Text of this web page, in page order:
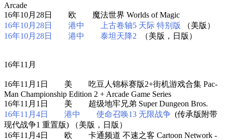
Arcade
16年10月28日 欧 魔法世界 Worlds of Magic
16年10月28日 港中 上古卷轴5 天际 特别版
（美版）
16年10月28日 港中 泰坦天降2 （美版，日版）
16年11月
16年11月1日 美 吃豆人锦标赛版2+街机游戏合集 Pac-
Man Championship Edition 2 + Arcade Game Series
16年11月1日 美 超级地牢兄弟 Super Dungeon Bros.
16年11月4日 港中 使命召唤13 无限战争 (传承版附带
现代战争1 重置版) （美版，日版）
16年11月4日 欧 卡通频道 不速之客 Cartoon Network -